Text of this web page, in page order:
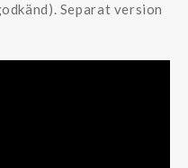
Separat version